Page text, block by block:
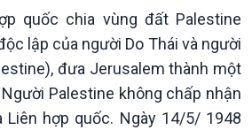
Thế giới
Tin thế giới
Vấn đề quốc tế
Hồ sơ sự kiện quốc tế
Thế giới & Việt Nam
Biên cương - Một dải vững
quốc chia vùng đất Palestine
lập của người Do Thái và người
đưa Jerusalem thành một
Palestine không chấp nhận
Liên hợp quốc. Ngày 14/5/ 1948